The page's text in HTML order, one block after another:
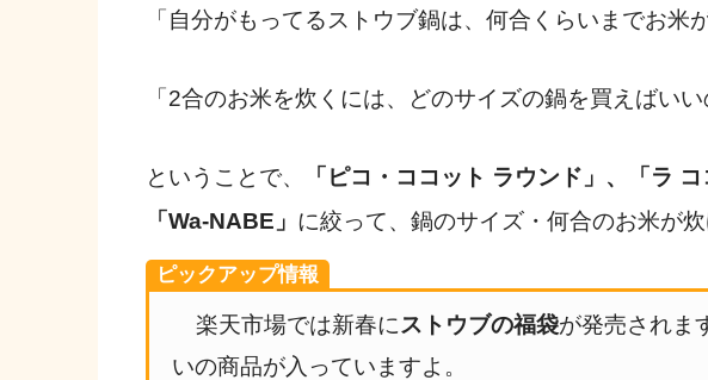
「自分がもってるストウブ鍋は、何合くらいまでお米
「2合のお米を炊くには、どのサイズの鍋を買えばいい
ということで、
「ピコ・ココット ラウンド」、「ラ
「Wa-NABE」 に絞って、鍋のサイズ・何合のお米が
ピックアップ情報
楽天市場では新春にストウブの福袋が発売されま
いの商品が入っていますよ。